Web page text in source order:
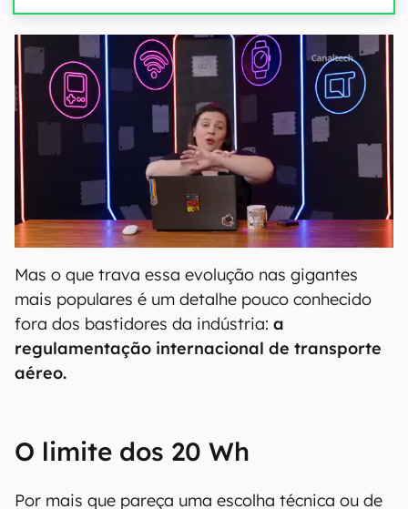
Mas o que trava essa evolução nas gigantes
mais populares é um detalhe pouco conhecido
fora dos bastidores da indústria: a
regulamentação internacional de transporte
aéreo.
O limite dos 20 Wh
Por mais que pareça uma escolha técnica ou de